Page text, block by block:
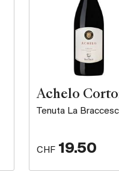
Achelo
Tenuta La
CHF 19.50